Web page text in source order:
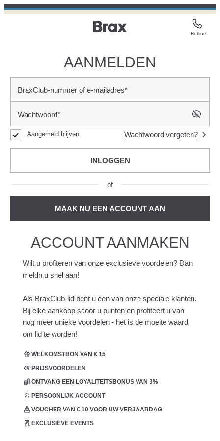
Hotline
AANMELDEN
BraxClub-nummer of e-mailadres*
Wachtwoord*
Aangemeld blijven Wachtwoord vergeten?
INLOGGEN
of
MAAK NU EEN ACCOUNT AAN
ACCOUNT AANMAKEN
Wilt u profiteren van onze exclusieve voordelen? Dan
meldn u snel aan!
Als BraxClub-lid bent u een van onze speciale klanten.
Bij elke aankoop scoor u punten en profiteert u van
nog meer unieke voordelen - het is de moeite waard
om lid te worden!
WELKOMSTBON VAN € 15
PRIJSVOORDELEN
ONTVANG EEN LOYALITEITSBONUS VAN 3%
PERSOONLIJK ACCOUNT
VOUCHER VAN € 10 VOOR UW VERJAARDAG
EXCLUSIEVE EVENTS